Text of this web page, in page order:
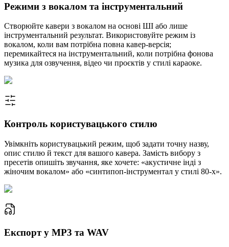
Режими з вокалом та інструментальний
Створюйте кавери з вокалом на основі ШІ або лише
інструментальний результат. Використовуйте режим із
вокалом, коли вам потрібна повна кавер-версія;
перемикайтеся на інструментальний, коли потрібна фонова
музика для озвучення, відео чи проєктів у стилі караоке.
Контроль користувацького стилю
Увімкніть користувацький режим, щоб задати точну назву,
опис стилю й текст для вашого кавера. Замість вибору з
пресетів опишіть звучання, яке хочете: «акустичне інді з
жіночим вокалом» або «синтипоп-інструментал у стилі 80-х».
Експорт у MP3 та WAV